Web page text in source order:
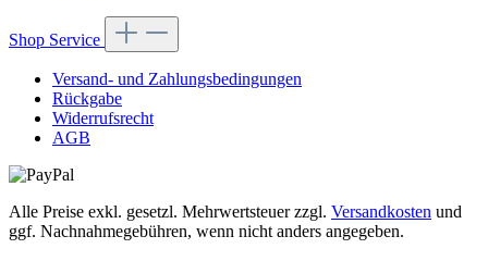
Shop Service
Versand- und Zahlungsbedingungen
Rückgabe
Widerrufsrecht
AGB
Alle Preise exkl. gesetzl. Mehrwertsteuer zzgl. Versandkosten und
ggf. Nachnahmegebühren, wenn nicht anders angegeben.